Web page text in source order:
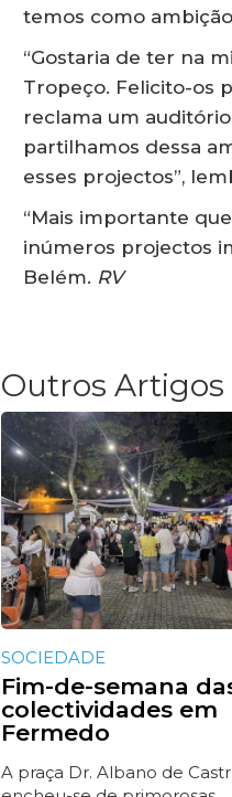
temos como
“Gostaria de ter na
Tropeço. Felicito-os
reclama um
partilhamos dessa
esses projectos”,
“Mais importante
inúmeros projectos
Belém. RV
Outros Artigos
SOCIEDADE
Fim-de-semana
colectividades em
Fermedo
A praça Dr. Albano de